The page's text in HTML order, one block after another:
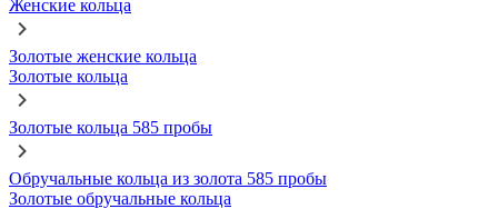
Женские кольца
Золотые женские кольца
Золотые кольца
Золотые кольца 585 пробы
Обручальные кольца из золота 585 пробы
Золотые обручальные кольца